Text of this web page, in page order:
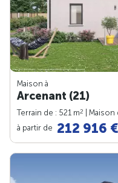
Maison à
Arcenant (21)
Terrain de : 521 m2 | Maison
à partir de 212 916 €